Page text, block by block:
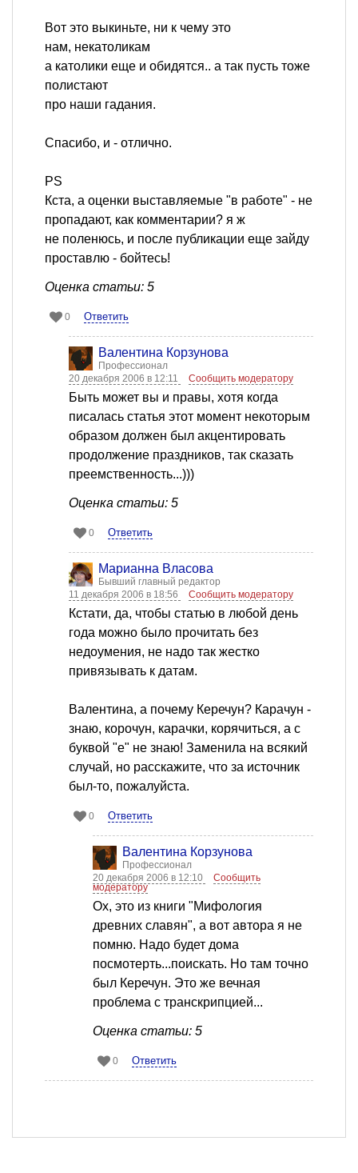
Вот это выкиньте, ни к чему это
нам, некатоликам
а католики еще и обидятся.. а так пусть тоже
полистают
про наши гадания.
Спасибо, и - отлично.
PS
Кста, а оценки выставляемые "в работе" - не
пропадают, как комментарии? я ж
не поленюсь, и после публикации еще зайду
проставлю - бойтесь!
Оценка статьи: 5
0 Ответить
Валентина Корзунова
Профессионал
20 декабря 2006 в 12:11
Сообщить модератору
Быть может вы и правы, хотя когда
писалась статья этот момент некоторым
образом должен был акцентировать
продолжение праздников, так сказать
преемственность...)))
Оценка статьи: 5
0 Ответить
Марианна Власова
Бывший главный редактор
11 декабря 2006 в 18:56
Сообщить модератору
Кстати, да, чтобы статью в любой день
года можно было прочитать без
недоумения, не надо так жестко
привязывать к датам.
Валентина, а почему Керечун? Карачун -
знаю, корочун, карачки, корячиться, а с
буквой "е" не знаю! Заменила на всякий
случай, но расскажите, что за источник
был-то, пожалуйста.
0 Ответить
Валентина Корзунова
Профессионал
20 декабря 2006 в 12:10
Сообщить
модератору
Ох, это из книги "Мифология
древних славян", а вот автора я не
помню. Надо будет дома
посмотерть...поискать. Но там точно
был Керечун. Это же вечная
проблема с транскрипцией...
Оценка статьи: 5
0 Ответить